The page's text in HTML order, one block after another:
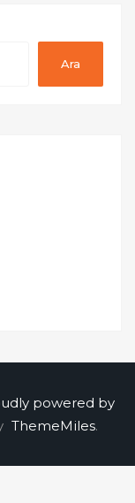
Ara
powered by
ThemeMiles.